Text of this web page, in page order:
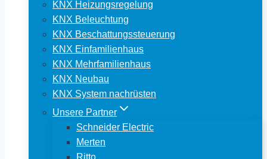
KNX Heizungsregelung
KNX Beleuchtung
KNX Beschattungssteuerung
KNX Einfamilienhaus
KNX Mehrfamilienhaus
KNX Neubau
KNX System nachrüsten
Unsere Partner
Schneider Electric
Merten
Ritto